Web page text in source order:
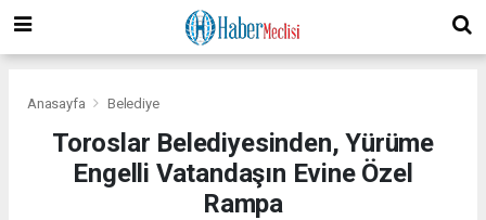
Anasayfa Belediye
Toroslar Belediyesinden, Yürüme
Engelli Vatandaşın Evine Özel
Rampa